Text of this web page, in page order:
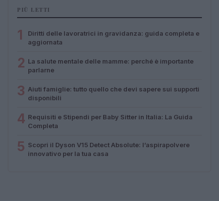
PIÙ LETTI
1
Diritti delle lavoratrici in gravidanza: guida completa e
aggiornata
2 La salute mentale delle mamme: perché è importante
parlarne
3 Aiuti famiglie: tutto quello che devi sapere sui supporti
disponibili
4 Requisiti e Stipendi per Baby Sitter in Italia: La Guida
Completa
5 Scopri il Dyson V15 Detect Absolute: l’aspirapolvere
innovativo per la tua casa